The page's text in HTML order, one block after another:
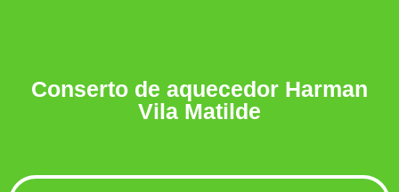
Conserto de aquecedor Harman
Vila Matilde